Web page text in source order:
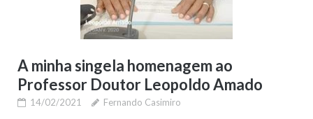
A minha singela homenagem ao
Professor Doutor Leopoldo Amado
14/02/2021 Fernando Casimiro